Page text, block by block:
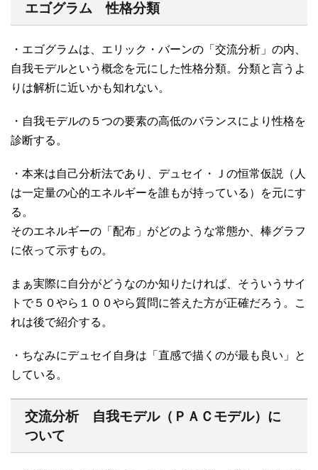
エゴグラム 性格分類
・エゴグラムは、エリック・バーンの「交流分析」の内、
自我モデルという概念を元にした性格分類。分類と言うよ
りは解析に近いかも知れない。
・自我モデルの５つの要素の高低のバランスにより性格を
診断する。
・本来は自己分析法であり、デュセイ・Ｊの恒常仮説（人
は一定量の心的エネルギーを誰もが持っている）を元にす
る。
そのエネルギーの「配布」がどのような常態か、棒グラフ
に依って示すもの。
まぁ実際に自分がどうなのか知りたければ、そういうサイ
トで５０やら１００やら質問に答えた方が正確だろう。こ
れは後で紹介する。
・ちなみにデュセイ自身は「直感で描くのが最も良い」と
している。
交流分析 自我モデル（ＰＡＣモデル）に
ついて